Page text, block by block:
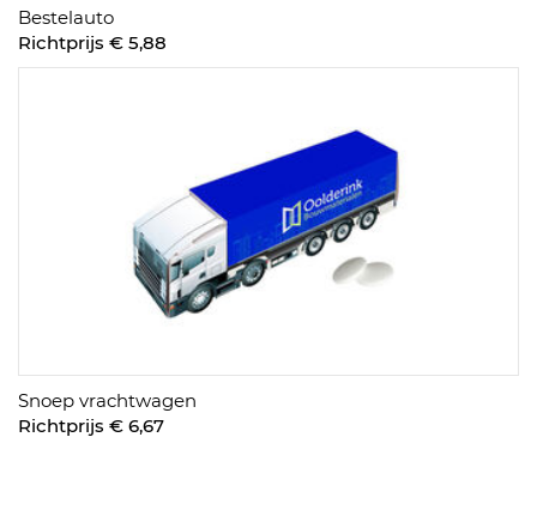
Bestelauto
Richtprijs € 5,88
Snoep vrachtwagen
Richtprijs € 6,67